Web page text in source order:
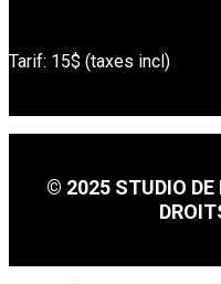
Tarif: 15$ (taxes incl)
© 2025 STUDIO DE